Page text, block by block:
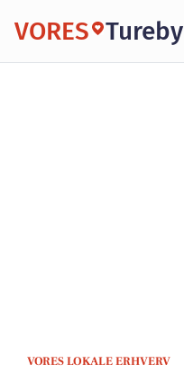
VORES Tureby
VORES LOKALE ERHVERV